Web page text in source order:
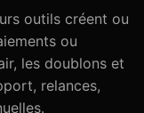
outils créent ou
ou
les doublons et
relances,